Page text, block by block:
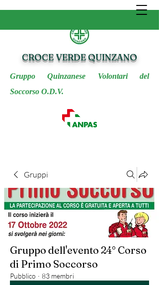
CROCE VERDE QUINZANO
Gruppo Quinzanese Volontari del
Soccorso O.D.V.
Gruppi
Gruppo dell'evento 24° Corso
di Primo Soccorso
Pubblico · 83 membri